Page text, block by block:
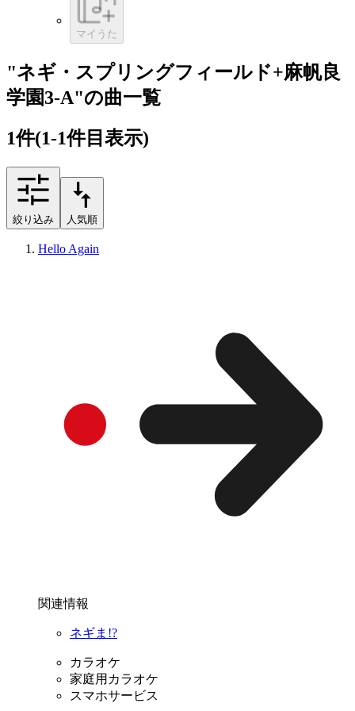
マイうた
"ネギ・スプリングフィールド+麻帆良
学園3-A"の曲一覧
1件(1-1件目表示)
絞り込み 人気順
Hello Again
関連情報
ネギま!?
カラオケ
家庭用カラオケ
スマホサービス